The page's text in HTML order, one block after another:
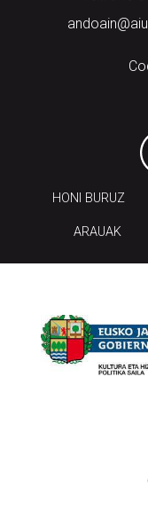
ARAUAK